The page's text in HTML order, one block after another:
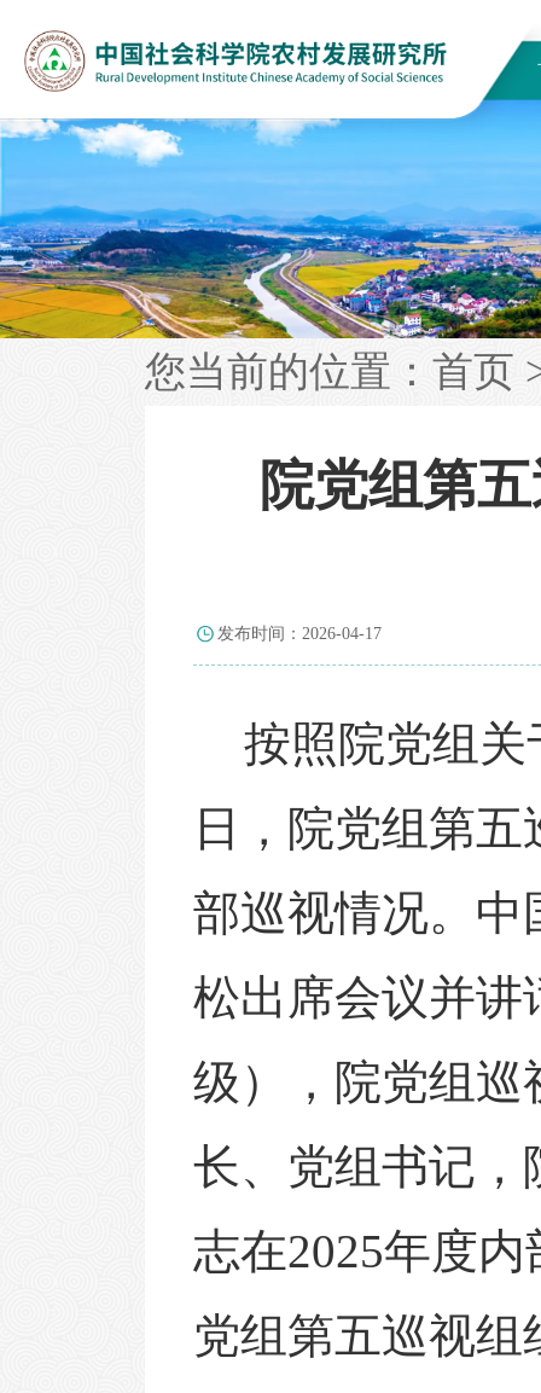
您当前的位置： 首页
院党组第
发布时间：2026-04-17
按照院党组
日，院党组第
部巡视情况。中
松出席会议并讲
级）
， 院党组巡
长、党组书记 ，
志在2025年度内
党组第五巡视